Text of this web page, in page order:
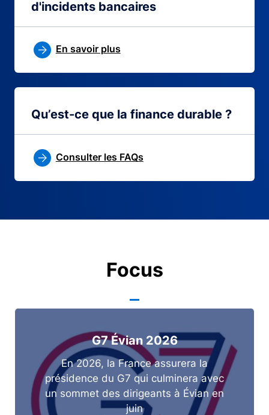
d'incidents bancaires
En savoir plus
Qu’est-ce que la finance durable ?
Consulter les FAQs
Focus
G7 Évian 2026
En 2026, la France assurera la
présidence du G7 qui culminera avec
un sommet des dirigeants à Évian en
juin